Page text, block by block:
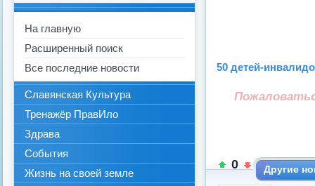
50 детей-
0 Другие
На главную
Расширенный поиск
Все последние новости
Славянская Культура
Тренажёр ПравИло
Здрава
События
Жизнь на своей земле